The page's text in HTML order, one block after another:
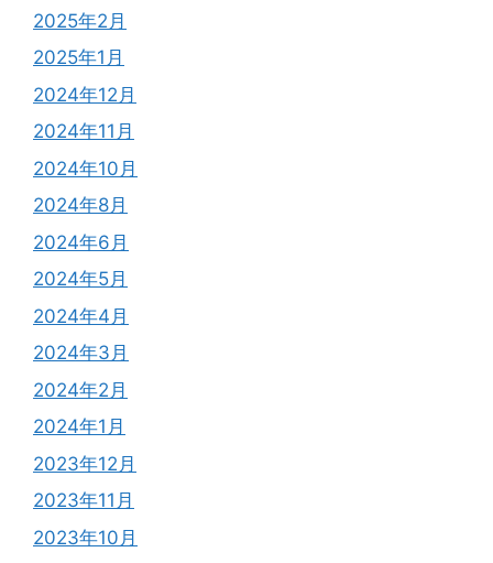
2025年2月
2025年1月
2024年12月
2024年11月
2024年10月
2024年8月
2024年6月
2024年5月
2024年4月
2024年3月
2024年2月
2024年1月
2023年12月
2023年11月
2023年10月